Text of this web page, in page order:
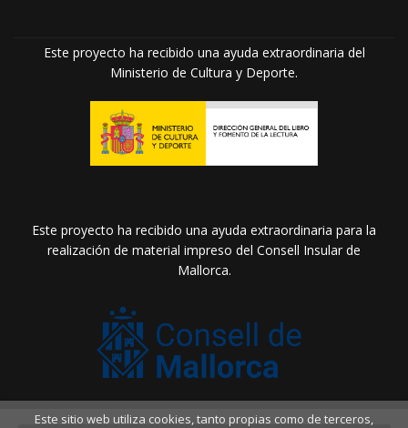
Este proyecto ha recibido una ayuda extraordinaria del
Ministerio de Cultura y Deporte.
Este proyecto ha recibido una ayuda extraordinaria para la
realización de material impreso del Consell Insular de
Mallorca.
2026 ©Llibreria Drac Màgic. Todos los Derechos
Este sitio web utiliza cookies, tanto propias como de terceros,